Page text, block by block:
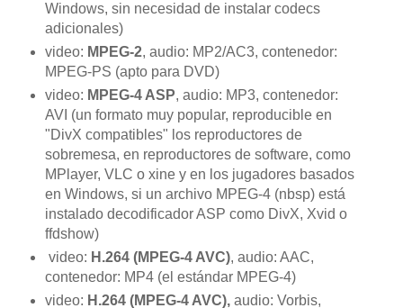
Windows, sin necesidad de instalar codecs
adicionales)
video: MPEG-2, audio: MP2/AC3, contenedor:
MPEG-PS (apto para DVD)
video: MPEG-4 ASP, audio: MP3, contenedor:
AVI (un formato muy popular, reproducible en
"DivX compatibles" los reproductores de
sobremesa, en reproductores de software, como
MPlayer, VLC o xine y en los jugadores basados ​​
en Windows, si un archivo MPEG-4 (nbsp) está
instalado decodificador ASP como DivX, Xvid o
ffdshow)
video: H.264 (MPEG-4 AVC), audio: AAC,
contenedor: MP4 (el estándar MPEG-4)
video: H.264 (MPEG-4 AVC),audio: Vorbis,